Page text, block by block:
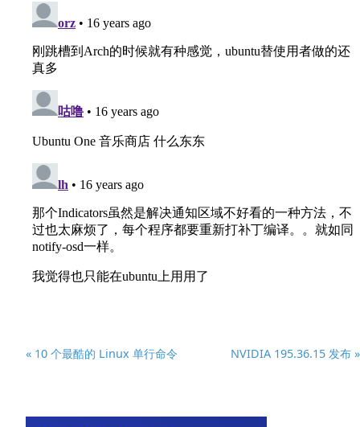
« 10 个最酷的 Linux 单行命令 NVIDIA 195.36.15 发布 »